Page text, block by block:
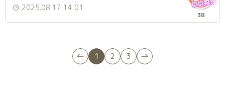
2025.08.17 14:01
38
1 2 3